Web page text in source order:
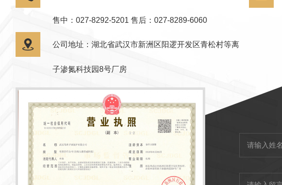
售中：027-8292-5201 售后：027-8289-6060
公司地址：湖北省武汉市新洲区阳逻开发区青松村等离
子渗氮科技园8号厂房